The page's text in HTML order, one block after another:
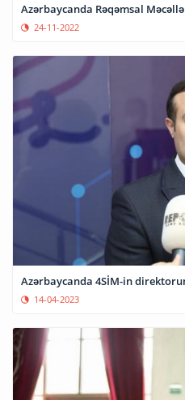
Azərbaycanda Rəqəmsal
24-11-2022
Azərbaycanda 4SİM-in
14-04-2023